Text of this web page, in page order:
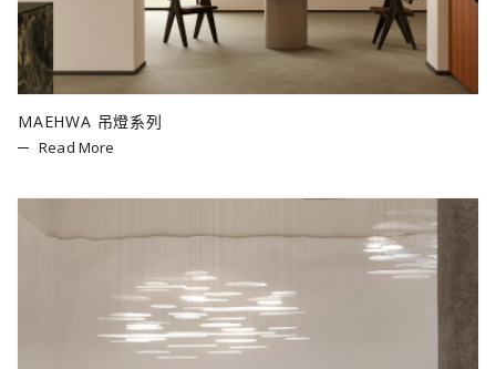
MAEHWA 吊燈系列
Read More